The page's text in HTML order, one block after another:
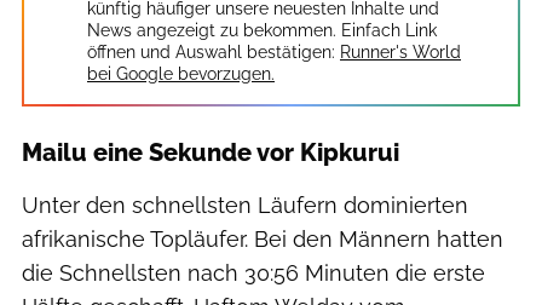
künftig häufiger unsere neuesten Inhalte und
News angezeigt zu bekommen. Einfach Link
öffnen und Auswahl bestätigen: Runner's World
bei Google bevorzugen.
Mailu eine Sekunde vor Kipkurui
Unter den schnellsten Läufern dominierten
afrikanische Topläufer. Bei den Männern hatten
die Schnellsten nach 30:56 Minuten die erste